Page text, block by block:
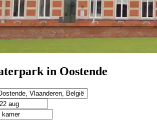
in Oostende